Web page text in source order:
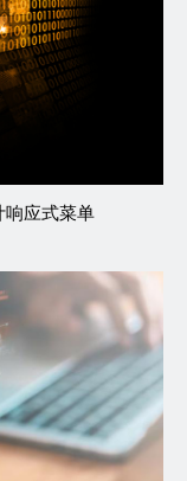
响应式菜单